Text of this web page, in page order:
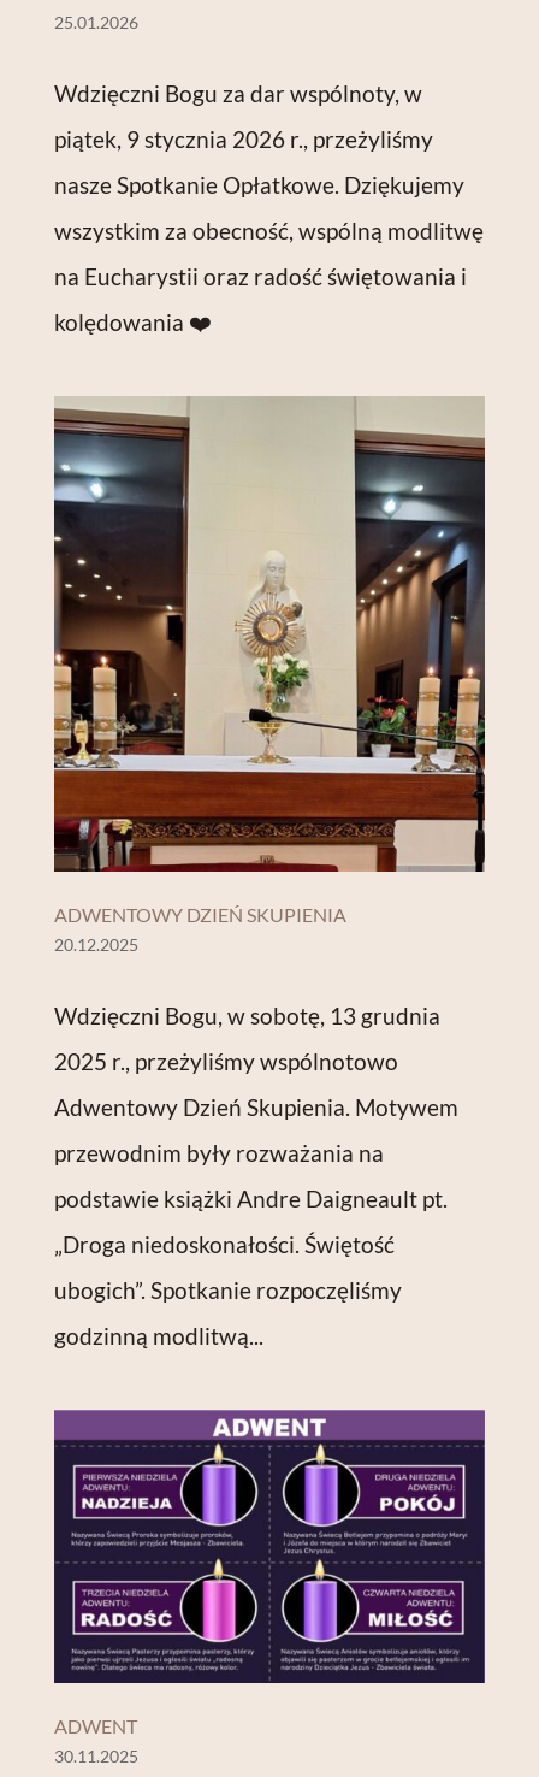
25.01.2026
Wdzięczni Bogu za dar wspólnoty, w
piątek, 9 stycznia 2026 r., przeżyliśmy
nasze Spotkanie Opłatkowe. Dziękujemy
wszystkim za obecność, wspólną modlitwę
na Eucharystii oraz radość świętowania i
kolędowania ❤️
ADWENTOWY DZIEŃ SKUPIENIA
20.12.2025
Wdzięczni Bogu, w sobotę, 13 grudnia
2025 r., przeżyliśmy wspólnotowo
Adwentowy Dzień Skupienia. Motywem
przewodnim były rozważania na
podstawie książki Andre Daigneault pt.
„Droga niedoskonałości. Świętość
ubogich”. Spotkanie rozpoczęliśmy
godzinną modlitwą...
ADWENT
30.11.2025